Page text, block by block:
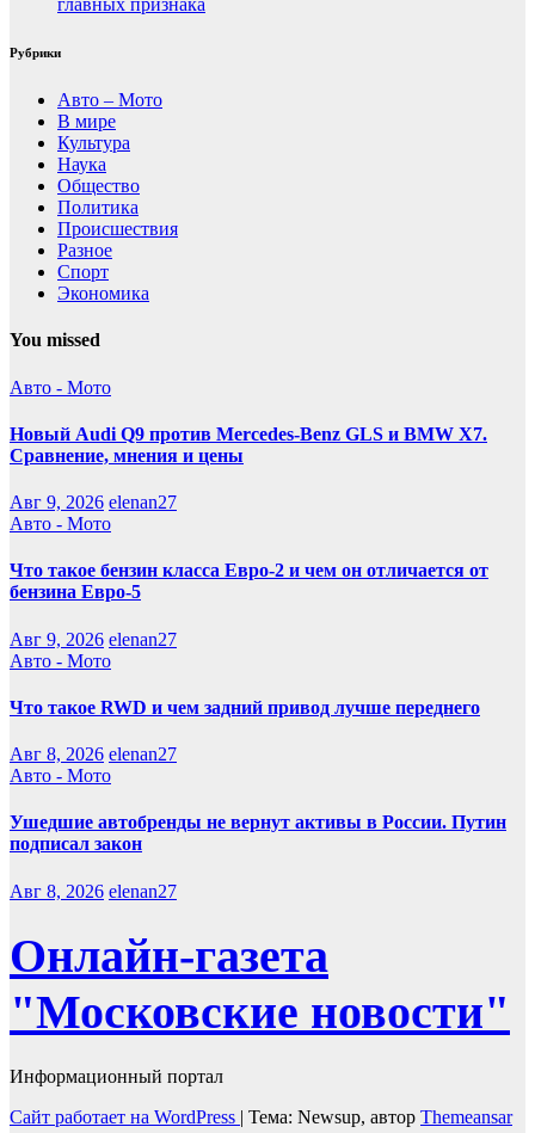
главных признака
Рубрики
Авто – Мото
В мире
Культура
Наука
Общество
Политика
Происшествия
Разное
Спорт
Экономика
You missed
Авто - Мото
Новый Audi Q9 против Mercedes-Benz GLS и BMW X7.
Сравнение, мнения и цены
Авг 9, 2026 elenan27
Авто - Мото
Что такое бензин класса Евро-2 и чем он отличается от
бензина Евро-5
Авг 9, 2026 elenan27
Авто - Мото
Что такое RWD и чем задний привод лучше переднего
Авг 8, 2026 elenan27
Авто - Мото
Ушедшие автобренды не вернут активы в России. Путин
подписал закон
Авг 8, 2026 elenan27
Онлайн-газета
"Московские новости"
Информационный портал
Сайт работает на WordPress | Тема: Newsup, автор Themeansar